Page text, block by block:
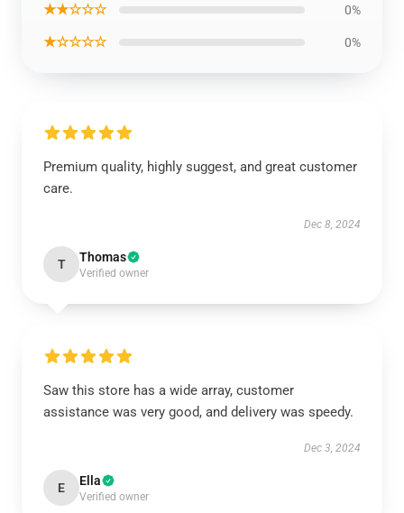
★★☆☆☆ 0%
★☆☆☆☆ 0%
Premium quality, highly suggest, and great customer
care.
Dec 8, 2024
T Thomas
Verified owner
Saw this store has a wide array, customer
assistance was very good, and delivery was speedy.
Dec 3, 2024
E Ella
Verified owner